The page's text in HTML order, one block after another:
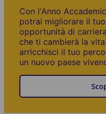
Con l'Anno
potrai migliorare il
opportunità di
che ti cambierà la
arricchisci il tuo
un nuovo paese